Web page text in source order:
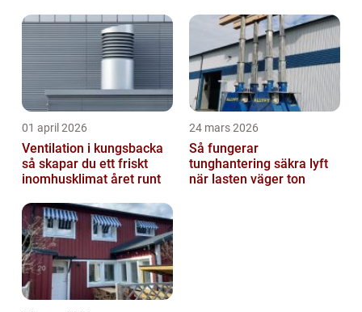
01 april 2026
Ventilation i kungsbacka
så skapar du ett friskt
inomhusklimat året runt
24 mars 2026
Så fungerar
tunghantering säkra lyft
när lasten väger ton